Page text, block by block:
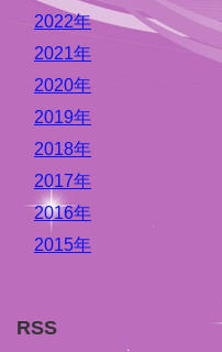
2022年
2021年
2020年
2019年
2018年
2017年
2016年
2015年
RSS